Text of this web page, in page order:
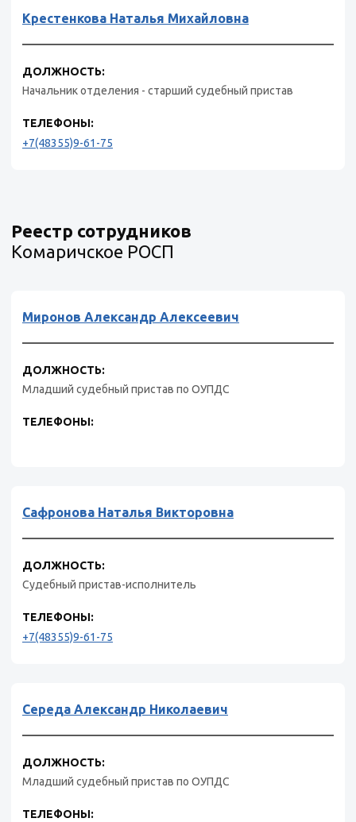
Крестенкова Наталья Михайловна
ДОЛЖНОСТЬ:
Начальник отделения - старший судебный пристав
ТЕЛЕФОНЫ:
+7(48355)9-61-75
Реестр сотрудников
Комаричское РОСП
Миронов Александр Алексеевич
ДОЛЖНОСТЬ:
Младший судебный пристав по ОУПДС
ТЕЛЕФОНЫ:
Сафронова Наталья Викторовна
ДОЛЖНОСТЬ:
Судебный пристав-исполнитель
ТЕЛЕФОНЫ:
+7(48355)9-61-75
Середа Александр Николаевич
ДОЛЖНОСТЬ:
Младший судебный пристав по ОУПДС
ТЕЛЕФОНЫ: